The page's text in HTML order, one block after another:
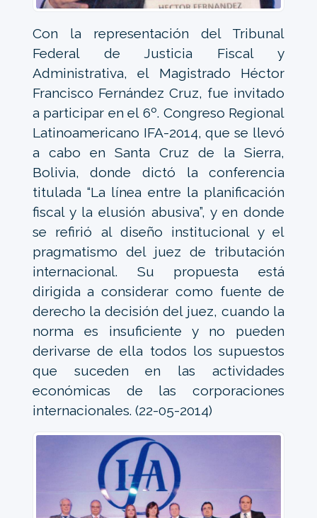
Con la representación del Tribunal
Federal de Justicia Fiscal y
Administrativa, el Magistrado Héctor
Francisco Fernández Cruz, fue invitado
a participar en el 6º. Congreso Regional
Latinoamericano IFA-2014, que se llevó
a cabo en Santa Cruz de la Sierra,
Bolivia, donde dictó la conferencia
titulada “La línea entre la planificación
fiscal y la elusión abusiva”, y en donde
se refirió al diseño institucional y el
pragmatismo del juez de tributación
internacional. Su propuesta está
dirigida a considerar como fuente de
derecho la decisión del juez, cuando la
norma es insuficiente y no pueden
derivarse de ella todos los supuestos
que suceden en las actividades
económicas de las corporaciones
internacionales. (22-05-2014)